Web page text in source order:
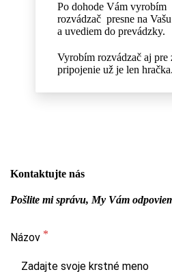
Po dohode Vám vyrobím
rozvádzač presne na
a uvediem do prevádzky.
Vyrobím rozvádzač aj pre
pripojenie už je len hračka.
Kontaktujte nás
Pošlite mi správu, My Vám
Názov